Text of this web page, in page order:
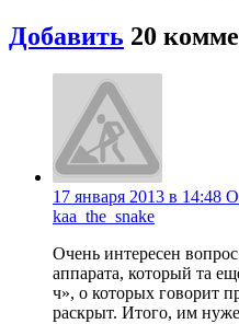
Добавить 20
17 января 2013 в 14:48
kaa_the_snake
Очень интересен
аппарата, который та
ч», о которых говорит
раскрыт. Итого, им